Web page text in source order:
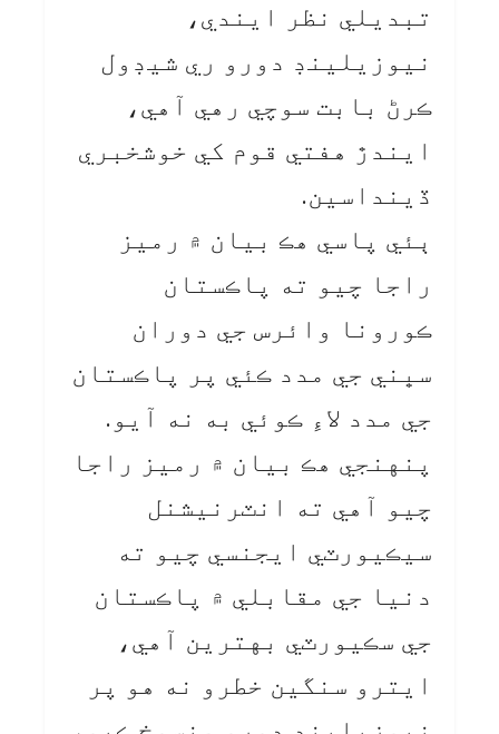
تبديلي نظر ايندي،
نيوزيلينڊ دورو ري شيڊول
ڪرڻ بابت سوچي رهي آهي،
ايندڙ هفتي قوم کي خوشخبري
ڏينداسين.
ٻئي پاسي هڪ بيان ۾ رميز
راجا چيو ته پاڪستان
ڪورونا وائرس جي دوران
سڀني جي مدد ڪئي پر پاڪستان
جي مدد لاءِ ڪوئي به نه آيو.
پنهنجي هڪ بيان ۾ رميز راجا
چيو آهي ته انٽرنيشنل
سيڪيورٽي ايجنسي چيو ته
دنيا جي مقابلي ۾ پاڪستان
جي سڪيورٽي بهترين آهي،
ايترو سنگين خطرو نه هو پر